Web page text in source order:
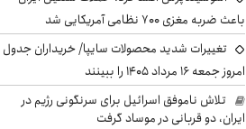
باعث ضربه مغزی ۷۰۰ نظامی آمریکایی شد
تغییرات شدید محصولات سایپا/ خریداران جدول
امروز جمعه ۱۶ مرداد ۱۴۰۵ را ببینند
تلاش ناموفق اسرائیل برای سرنگونی رژیم در
ایران، دو قربانی در موساد گرفت